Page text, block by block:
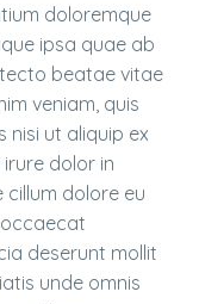
doloremque
ipsa quae ab
beatae vitae
veniam, quis
ut aliquip ex
dolor in
dolore eu
deserunt mollit
unde omnis